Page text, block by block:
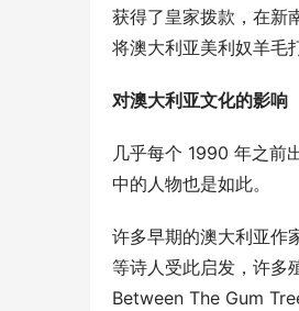
获得了皇家拨款，在新
将澳大利亚美利奴羊毛
对澳大利亚文化的影响
几乎每个 1990 年之前
中的人物也是如此。
许多早期的澳大利亚作
等诗人受此启发，许
Between The Gum